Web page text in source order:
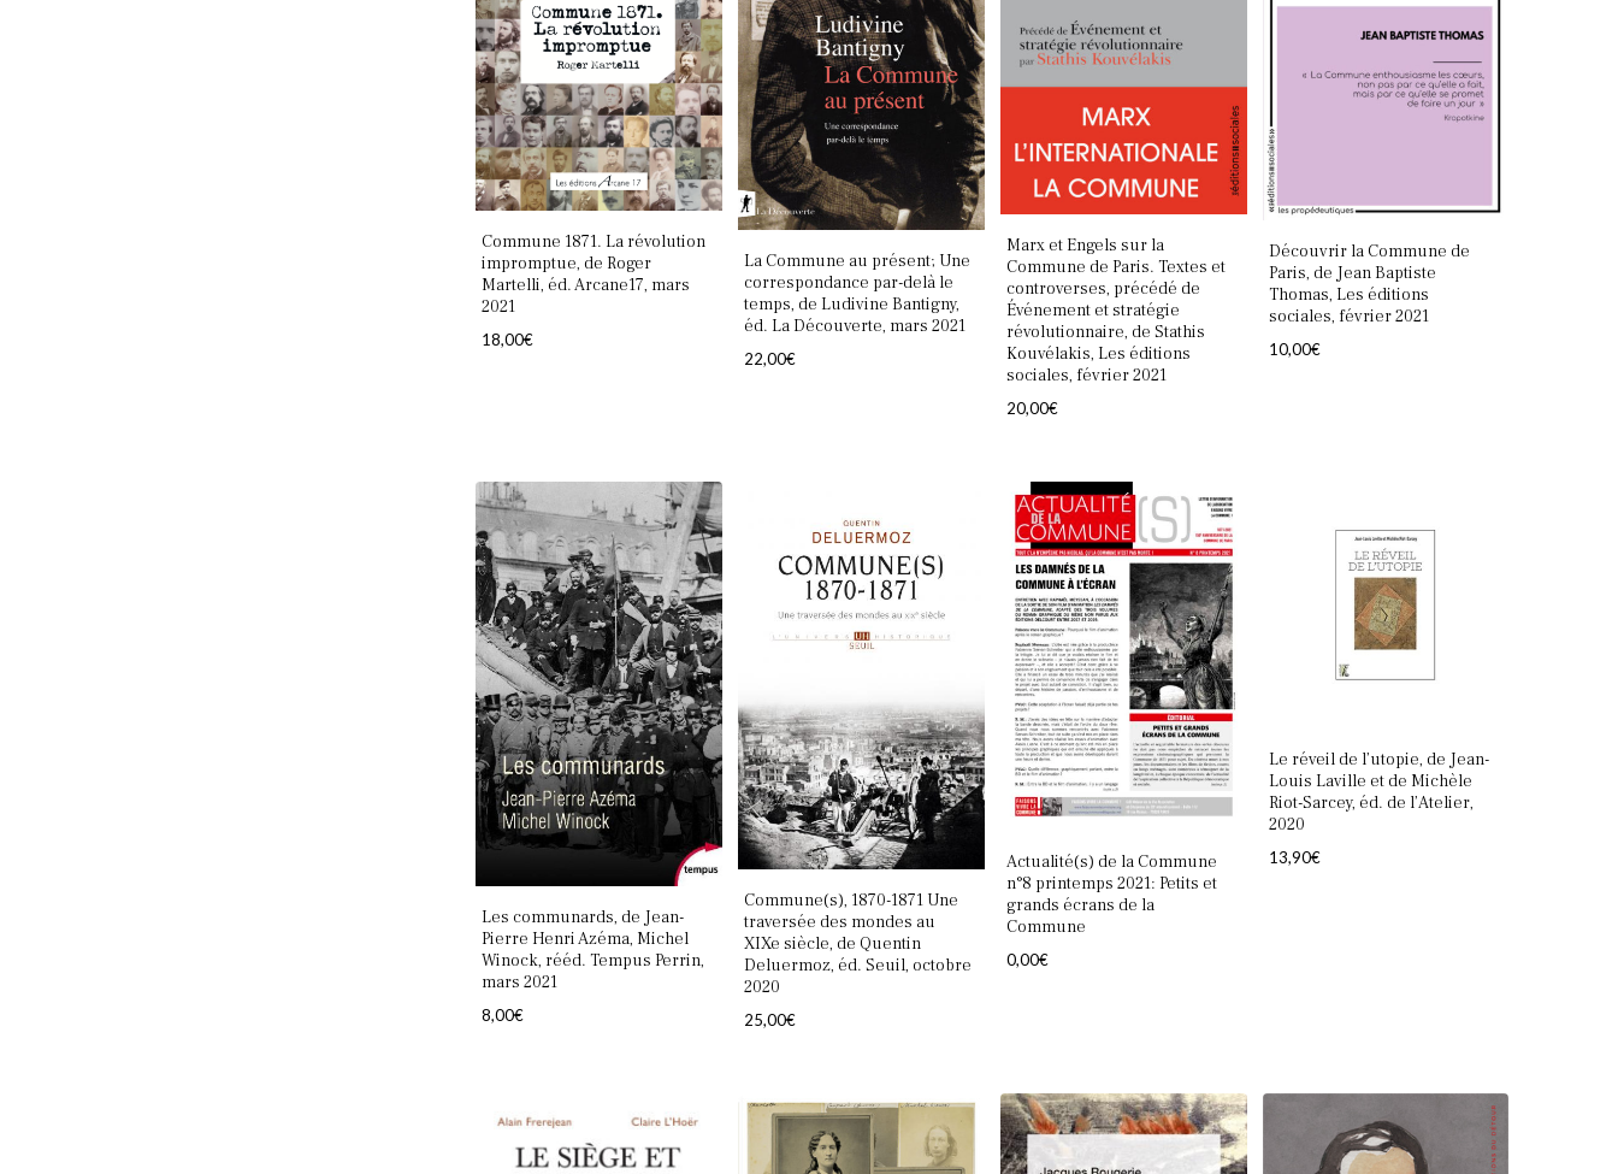
Votre panier est vide.
Retourner à la librairie
Commune 1871. La révolution
impromptue, de Roger
Martelli, éd. Arcane17, mars
2021
18,00€
La Commune au présent; Une
correspondance par-delà le
temps, de Ludivine Bantigny,
éd. La Découverte, mars 2021
22,00€
Marx et Engels sur la
Commune de Paris. Textes et
controverses, précédé de
Événement et stratégie
révolutionnaire, de Stathis
Kouvélakis, Les éditions
sociales, février 2021
20,00€
Découvrir la Commune de
Paris, de Jean Baptiste
Thomas, Les éditions
sociales, février 2021
10,00€
Les communards, de Jean-
Pierre Henri Azéma, Michel
Winock, rééd. Tempus Perrin,
mars 2021
8,00€
Commune(s), 1870-1871 Une
traversée des mondes au
XIXe siècle, de Quentin
Deluermoz, éd. Seuil, octobre
2020
25,00€
Actualité(s) de la Commune
n°8 printemps 2021: Petits et
grands écrans de la
Commune
0,00€
Le réveil de l’utopie, de Jean-
Louis Laville et de Michèle
Riot-Sarcey, éd. de l’Atelier,
2020
13,90€